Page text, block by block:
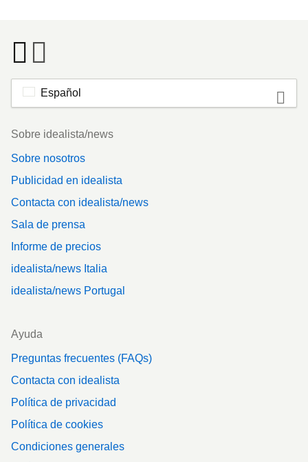
Español
Footer
Sobre idealista/news
Sobre nosotros
Publicidad en idealista
Contacta con idealista/news
Sala de prensa
Informe de precios
idealista/news Italia
idealista/news Portugal
Ayuda
Preguntas frecuentes (FAQs)
Contacta con idealista
Política de privacidad
Política de cookies
Condiciones generales